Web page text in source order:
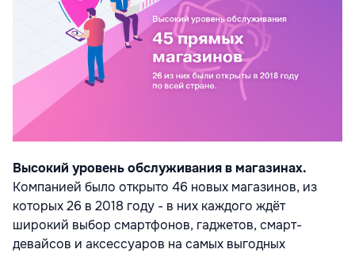
Высокий уровень обслуживания в магазинах.
Компанией было открыто 46 новых магазинов, из
которых 26 в 2018 году - в них каждого ждёт
широкий выбор смартфонов, гаджетов, смарт-
девайсов и аксессуаров на самых выгодных